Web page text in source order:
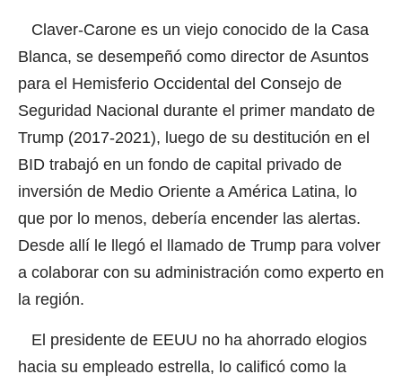
Claver-Carone es un viejo conocido de la Casa
Blanca, se desempeñó como director de Asuntos
para el Hemisferio Occidental del Consejo de
Seguridad Nacional durante el primer mandato de
Trump (2017-2021), luego de su destitución en el
BID trabajó en un fondo de capital privado de
inversión de Medio Oriente a América Latina, lo
que por lo menos, debería encender las alertas.
Desde allí le llegó el llamado de Trump para volver
a colaborar con su administración como experto en
la región.
El presidente de EEUU no ha ahorrado elogios
hacia su empleado estrella, lo calificó como la